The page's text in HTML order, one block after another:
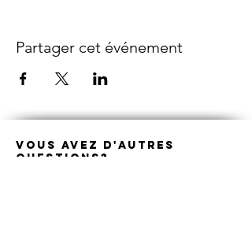
Partager cet événement
Vous avez D'autres
questions?